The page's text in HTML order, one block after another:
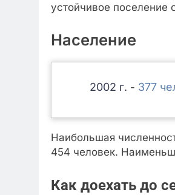
устойчивое поселение
Население
2002 - 377
Наибольшая
454 человек.
Как доехать до